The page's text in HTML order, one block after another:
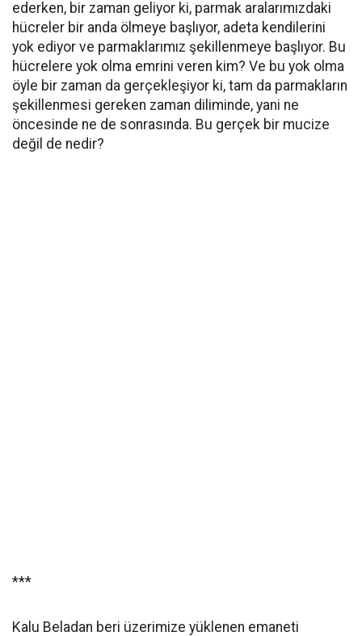
ederken, bir zaman geliyor ki, parmak aralarımızdaki
hücreler bir anda ölmeye başlıyor, adeta kendilerini
yok ediyor ve parmaklarımız şekillenmeye başlıyor. Bu
hücrelere yok olma emrini veren kim? Ve bu yok olma
öyle bir zaman da gerçekleşiyor ki, tam da parmakların
şekillenmesi gereken zaman diliminde, yani ne
öncesinde ne de sonrasında. Bu gerçek bir mucize
değil de nedir?
***
Kalu Beladan beri üzerimize yüklenen emaneti